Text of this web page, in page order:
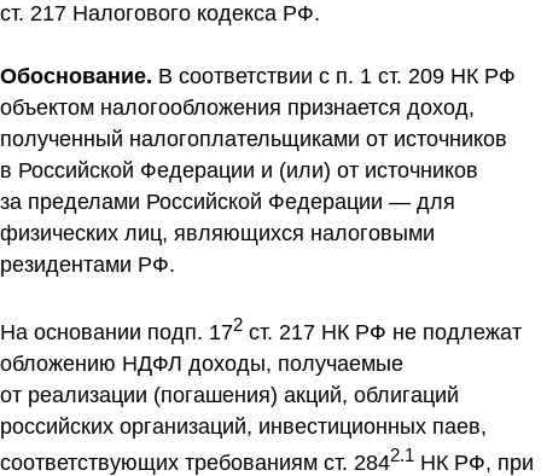
ст. 217 Налогового кодекса РФ.
Обоснование. В соответствии с п. 1 ст. 209 НК РФ
объектом налогообложения признается доход,
полученный налогоплательщиками от источников
в Российской Федерации и (или) от источников
за пределами Российской Федерации — для
физических лиц, являющихся налоговыми
резидентами РФ.
На основании подп. 172 ст. 217 НК РФ не подлежат
обложению НДФЛ доходы, получаемые
от реализации (погашения) акций, облигаций
российских организаций, инвестиционных паев,
соответствующих требованиям ст. 2842.1 НК РФ, при